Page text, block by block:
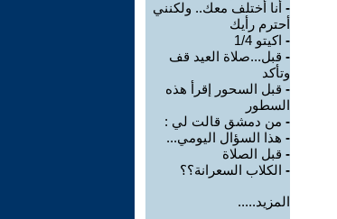
- أنا أختلف معك.. ولكنني
أحترم رأيك
- اكيتو 1/4
- قبل...صلاة العيد قف
وتأكد
- قبل السحور إقرأ هذه
السطور
- من دمشق قالت لي :
- هذا السؤال اليومي...
- قبل الصلاة
- الكلاب السعرانة؟؟
المزيد.....